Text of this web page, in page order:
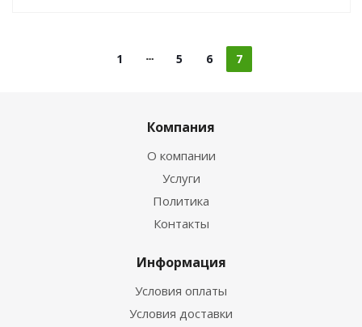
1 5 6 7
Компания
О компании
Услуги
Политика
Контакты
Информация
Условия оплаты
Условия доставки